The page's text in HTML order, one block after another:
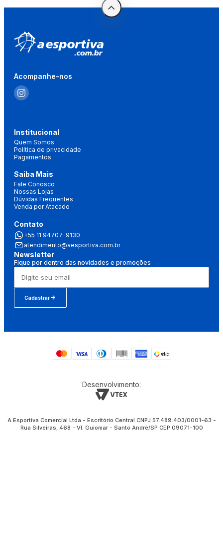
Acompanhe-nos
Institucional
Quem Somos
Política de privacidade
Pagamentos
Saiba Mais
Fale Conosco
Nossas Lojas
Dúvidas Frequentes
Venda por Atacado
Contato
+55 11 94707-9130
atendimento@aesportiva.com.br
Newsletter
Fique por dentro das novidades e promoções
Cadastrar
Desenvolvimento:
A Esportiva Comercial Ltda - Escritório Central CNPJ 57.489.403/0001-63 -
Rua Silveiras, 468 - Vl. Guiomar - Santo André/SP CEP 09071-100